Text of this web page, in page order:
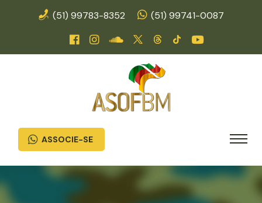
(51) 99783-8352 (51) 99741-0087
ASSOCIE-SE